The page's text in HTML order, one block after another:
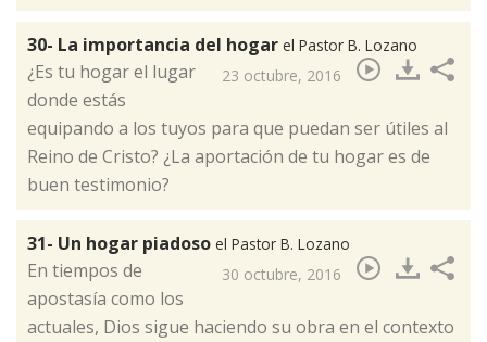
30- La importancia del hogar el Pastor B. Lozano
23 octubre, 2016
¿Es tu hogar el lugar
donde estás
equipando a los tuyos para que puedan ser útiles al
Reino de Cristo? ¿La aportación de tu hogar es de
buen testimonio?​
31- Un hogar piadoso el Pastor B. Lozano
30 octubre, 2016
En tiempos de
apostasía como los
actuales, Dios sigue haciendo su obra en el contexto